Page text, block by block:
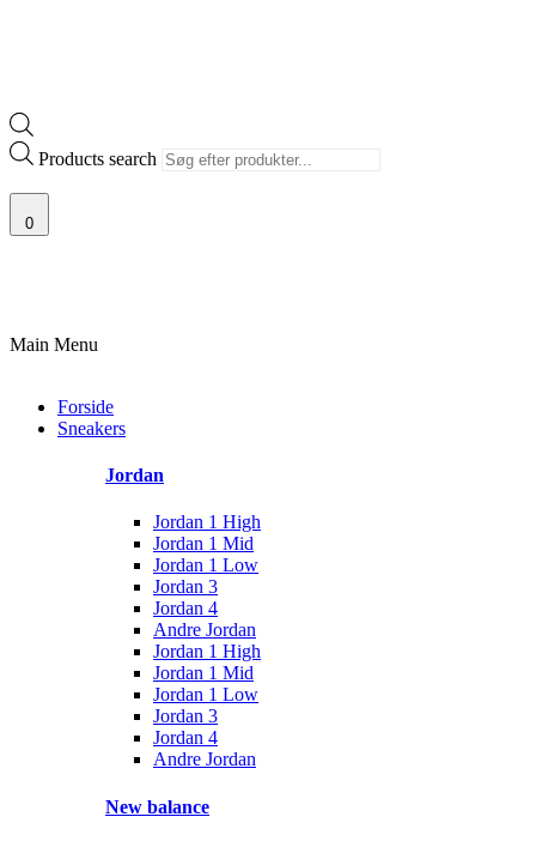
Products search
0
Main Menu
Forside
Sneakers
Jordan
Jordan 1 High
Jordan 1 Mid
Jordan 1 Low
Jordan 3
Jordan 4
Andre Jordan
Jordan 1 High
Jordan 1 Mid
Jordan 1 Low
Jordan 3
Jordan 4
Andre Jordan
New balance